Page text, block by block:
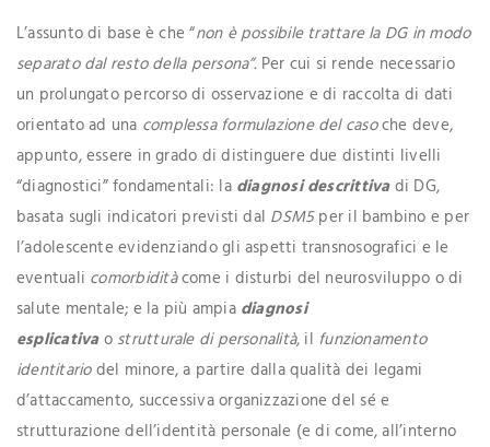
L’assunto di base è che “non è possibile trattare la DG in modo
separato dal resto della persona”. Per cui si rende necessario
un prolungato percorso di osservazione e di raccolta di dati
orientato ad una complessa formulazione del casoche deve,
appunto, essere in grado di distinguere due distinti livelli
“diagnostici” fondamentali: la diagnosi descrittivadi DG,
basata sugli indicatori previsti dal DSM5per il bambino e per
l’adolescente evidenziando gli aspetti transnosografici e le
eventuali comorbiditàcome i disturbi del neurosviluppo o di
salute mentale; e la più ampia diagnosi
esplicativao strutturale di personalità, il funzionamento
identitariodel minore, a partire dalla qualità dei legami
d’attaccamento, successiva organizzazione del sé e
strutturazione dell’identità personale (e di come, all’interno